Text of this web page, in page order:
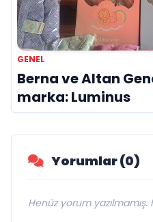
GENEL
Berna ve Altan
marka: Luminus
Yorumlar (0)
Henüz yorum